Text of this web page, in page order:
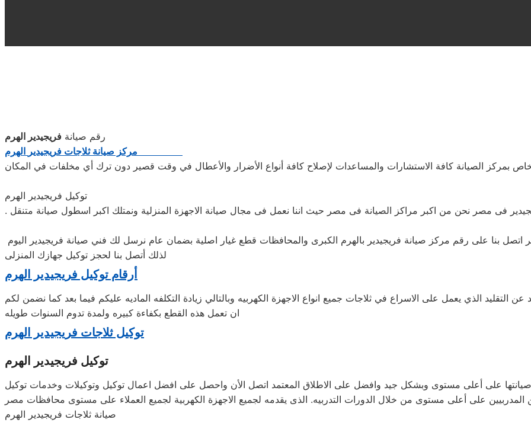
رقم صيانة فريجيدير الهرم
مركز صيانةثلاجات فريجيدير الهرم
فى مصر نحن من اكبر مراكز الصيانة فى مصر حيث اننا نعمل فى مجال صيانة الاجهزة المنزلية ونمتلك اكبر اسطول صيانة متنقل
لذلك أتصل بنا لحجز توكيل جهازك المنزلى
أرقام توكيل فريجيدير الهرم
التقليد الذي يعمل على الاسراع في ثلاجات جميع انواع الاجهزة الكهربيه وبالتالي زيادة التكلفه الماديه عليكم فيما بعد كما نضمن لكم
ان تعمل هذه القطع بكفاءة كبيره ولمدة تدوم السنوات طويله
توكيل ثلاجات فريجيدير الهرم
توكيل فريجيدير الهرم
صيانتها على أعلى مستوى وبشكل جيد وافضل على الاطلاق المعتمد اتصل الأن واحصل على افضل اعمال توكيل وتوكيلات وخدمات توكيل
صيانة ثلاجات فريجيدير الهرم